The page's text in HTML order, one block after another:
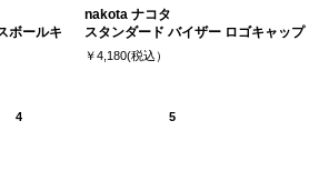
ボールキ
nakota ナコタ
スタンダード バイザー ロゴキャップ
￥4,180(税込）